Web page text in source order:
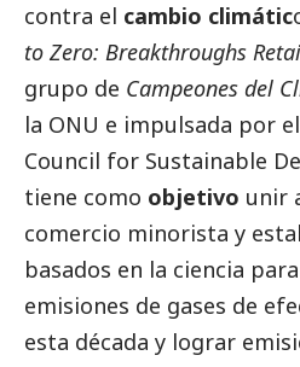
contra el cambio climátic
to Zero: Breakthroughs
grupo de Campeones del
la ONU e impulsada por
Council for Sustainable
tiene como objetivo unir
comercio minorista y
basados ​​en la ciencia
emisiones de gases de
esta década y lograr